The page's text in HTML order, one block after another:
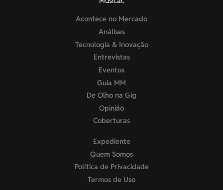
Acontece no Mercado
Análises
Tecnologia & Inovação
Entrevistas
Eventos
Guia MM
De Olho na Gig
Opinião
Coberturas
Expediente
Quem Somos
Política de Privacidade
Termos de Uso